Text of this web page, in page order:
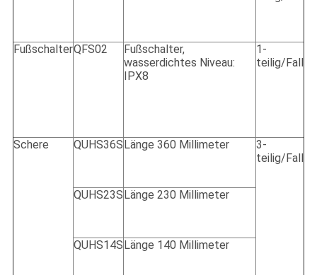
FußschalterQFS02
Fußschalter,
wasserdichtes Niveau:
IPX8
1-
teilig/Fall
Schere QUHS36S Länge 360 Millimeter
3-
teilig/Fall
QUHS23S Länge 230 Millimeter
QUHS14S Länge 140 Millimeter